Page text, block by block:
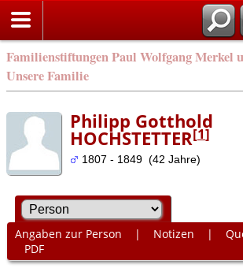
Familienstiftungen Paul Wolfgang Merkel
Unsere Familie
Philipp Gotthold
HOCHSTETTER[1]
1807 - 1849 (42 Jahre)
Angaben zur Person | Notizen |
PDF